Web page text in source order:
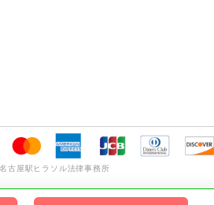
古屋駅ヒラソル法律事務所